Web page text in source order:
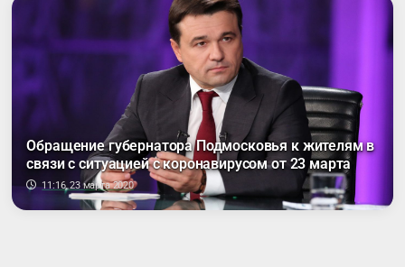
Обращение губернатора Подмосковья к жителям в
связи с ситуацией с коронавирусом от 23 марта
11:16, 23 марта 2020